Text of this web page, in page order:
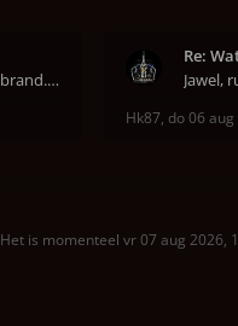
Super dat je zo goed hebt gebrand. Gefeliciteerd!
Re:
Hk87, do 06
Het is momenteel vr 07 aug 2026,